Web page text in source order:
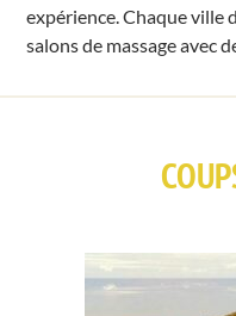
expérience. Chaque ville
salons de massage avec